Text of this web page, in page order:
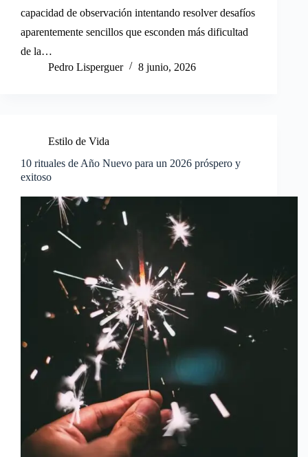
capacidad de observación intentando resolver desafíos
aparentemente sencillos que esconden más dificultad
de la…
Pedro Lisperguer
8 junio, 2026
Estilo de Vida
10 rituales de Año Nuevo para un 2026 próspero y
exitoso